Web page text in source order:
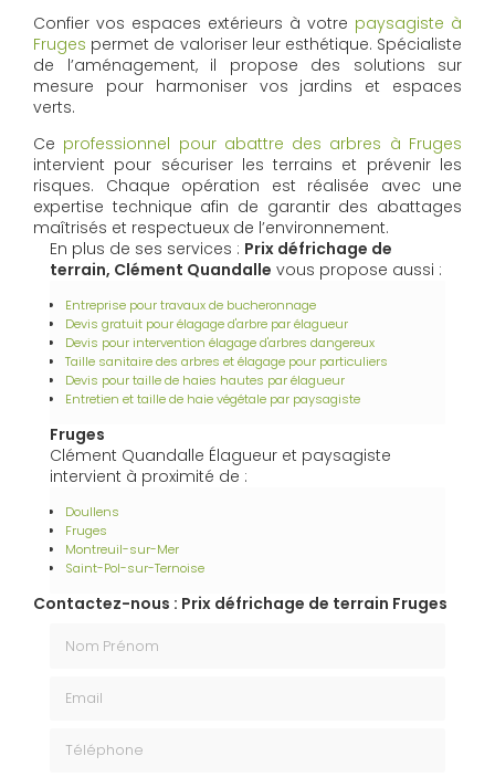
Confier vos espaces extérieurs à votre paysagiste à
Fruges permet de valoriser leur esthétique. Spécialiste
de l’aménagement, il propose des solutions sur
mesure pour harmoniser vos jardins et espaces
verts.
Ce professionnel pour abattre des arbres à Fruges
intervient pour sécuriser les terrains et prévenir les
risques. Chaque opération est réalisée avec une
expertise technique afin de garantir des abattages
maîtrisés et respectueux de l’environnement.
En plus de ses services : Prix défrichage de
terrain, Clément Quandalle vous propose aussi :
Entreprise pour travaux de bucheronnage
Devis gratuit pour élagage d'arbre par élagueur
Devis pour intervention élagage d'arbres dangereux
Taille sanitaire des arbres et élagage pour particuliers
Devis pour taille de haies hautes par élagueur
Entretien et taille de haie végétale par paysagiste
Fruges
Clément Quandalle Élagueur et paysagiste
intervient à proximité de :
Doullens
Fruges
Montreuil-sur-Mer
Saint-Pol-sur-Ternoise
Contactez-nous : Prix défrichage de terrain Fruges